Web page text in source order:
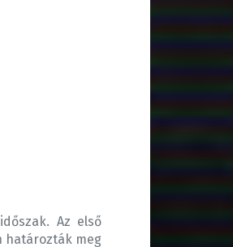
Az első
határozták meg